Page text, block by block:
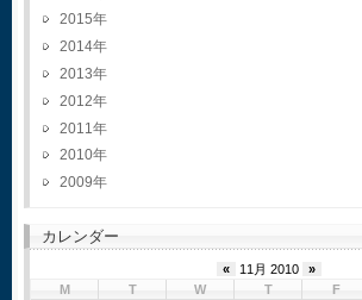
2015
2014
2013
2012
2011
2010
2009
カレンダー
« 11月 2010
»
M
T W T F